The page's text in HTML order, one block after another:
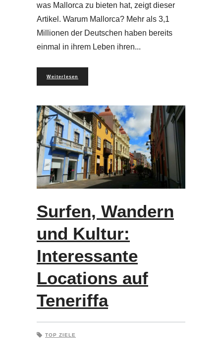
was Mallorca zu bieten hat, zeigt dieser
Artikel. Warum Mallorca? Mehr als 3,1
Millionen der Deutschen haben bereits
einmal in ihrem Leben ihren
Weiterlesen
Surfen, Wandern
und Kultur:
Interessante
Locations auf
Teneriffa
TOP ZIELE